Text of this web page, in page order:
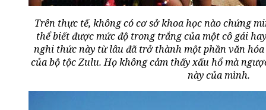
Trên thực tế, không có cơ sở khoa học nào chứng
thể biết được mức độ trong trắng của một cô gái
nghi thức này từ lâu đã trở thành một phần văn
của bộ tộc Zulu. Họ không cảm thấy xấu hổ mà
này của mình.